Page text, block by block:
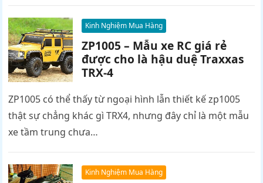
Kinh Nghiệm Mua Hàng
ZP1005 – Mẫu xe RC giá rẻ
được cho là hậu duệ Traxxas
TRX-4
ZP1005 có thể thấy từ ngoại hình lẫn thiết kế zp1005
thật sự chẳng khác gì TRX4, nhưng đây chỉ là một mẫu
xe tầm trung chưa…
Kinh Nghiệm Mua Hàng